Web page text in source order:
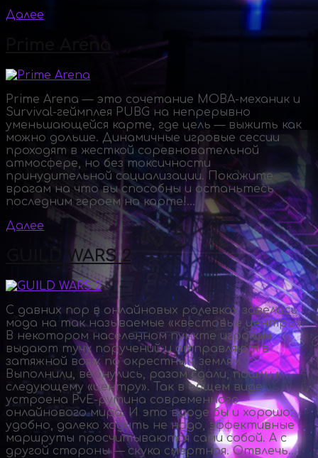
Далее
Prime Arena — это сочетание MOBA-механик и
Survival-геймплея PUBG на непрерывно
уменьшающейся карте, где цель — выжить как
можно дольше. Динамичные игровые сессии
проходят в жесткой соревновательной
атмосфере, но без токсичности
принудительной социализации. Покажите
врагам на что вы способны и останьтесь
последним героем на карте!...
Далее
GUILD WARS 2
С давних пор в онлайновых ролевках завелась
мода на так называемые «квестовые центры».
В некотором населенном пункте игрокам
выдают тучу поручений и отправляют в
затяжной вояж по окрестным землям.
Выполнили, вернулись, разом сдали, пошли к
следующему «центру». Так в общем виде
устроена PvE-рутина современного
онлайнового мира. И это вроде бы и хорошо:
удобно, далеко ходить не надо, эффективные
маршруты просчитываются сами собой. А с
другой стороны — скука смертная. Отвлечь...